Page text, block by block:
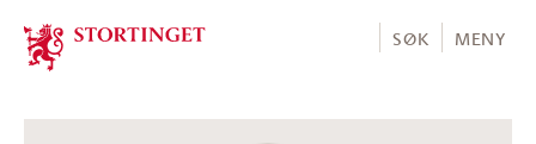
Stortinget.no
SØK MENY